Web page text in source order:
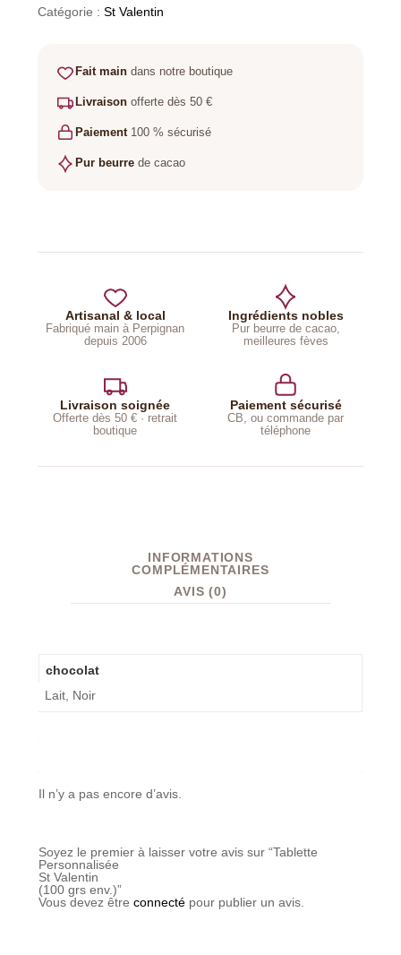
Catégorie : St Valentin
Fait maindans notre boutique
Livraisonofferte dès 50 €
Paiement100 % sécurisé
Pur beurrede cacao
Artisanal & local
Fabriqué main à Perpignan
depuis 2006
Ingrédients nobles
Pur beurre de cacao,
meilleures fèves
Livraison soignée
Offerte dès 50 € · retrait
boutique
Paiement sécurisé
CB, ou commande par
téléphone
INFORMATIONS
COMPLÉMENTAIRES
AVIS (0)
chocolat
Lait, Noir
Il n’y a pas encore d’avis.
Soyez le premier à laisser votre avis sur “Tablette
Personnalisée
St Valentin
(100 grs env.)”
Vous devez être connectépour publier un avis.